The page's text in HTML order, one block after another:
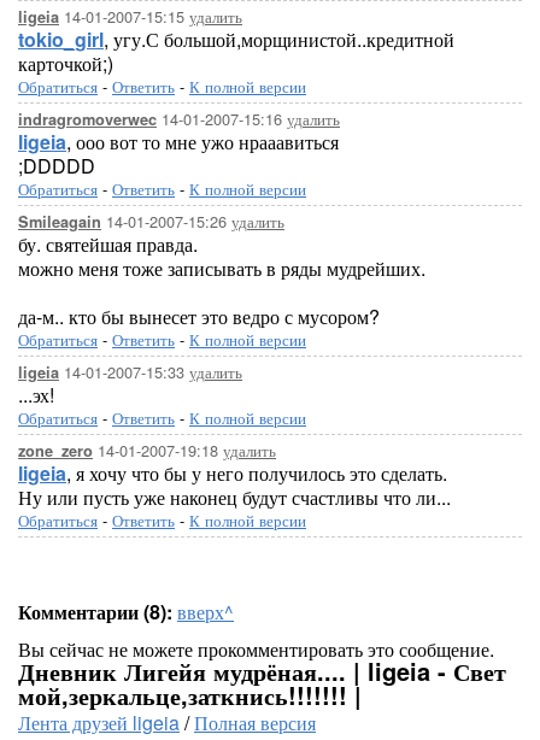
ligeia 14-01-2007-15:15 удалить
tokio_girl, угу.С большой,морщинистой..кредитной
карточкой;)
Обратиться - Ответить - К полной версии
indragromoverwec 14-01-2007-15:16 удалить
ligeia, ооо вот то мне ужо нрааавиться
;DDDDD
Обратиться - Ответить - К полной версии
Smileagain 14-01-2007-15:26 удалить
бу. святейшая правда.
можно меня тоже записывать в ряды мудрейших.
да-м.. кто бы вынесет это ведро с мусором?
Обратиться - Ответить - К полной версии
ligeia 14-01-2007-15:33 удалить
...эх!
Обратиться - Ответить - К полной версии
zone_zero 14-01-2007-19:18 удалить
ligeia, я хочу что бы у него получилось это сделать.
Ну или пусть уже наконец будут счастливы что ли...
Обратиться - Ответить - К полной версии
Комментарии (8): вверх^
Вы сейчас не можете прокомментировать это сообщение.
Дневник Лигейя мудрёная.... | ligeia - Свет
мой,зеркальце,заткнись!!!!!!! |
Лента друзей ligeia/Полная версия